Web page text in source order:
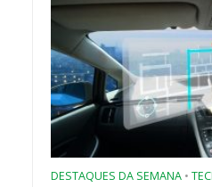
DESTAQUES DA SEMANA •